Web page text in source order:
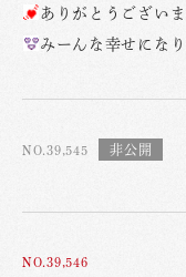
ありがとうござい
みーんな幸せにな
NO.39,545
NO.39,546